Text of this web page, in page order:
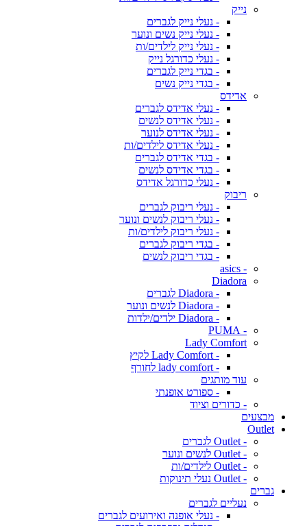
נייק
- נעלי נייק לגברים
- נעלי נייק נשים ונוער
- נעלי נייק לילדים/ות
- נעלי כדורגל נייק
- בגדי נייק לגברים
- בגדי נייק נשים
אדידס
- נעלי אדידס לגברים
- נעלי אדידס לנשים
- נעלי אדידס לנוער
- נעלי אדידס לילדים/ות
- בגדי אדידס לגברים
- בגדי אדידס לנשים
- נעלי כדורגל אדידס
ריבוק
- נעלי ריבוק לגברים
- נעלי ריבוק לנשים ונוער
- נעלי ריבוק לילדים/ות
- בגדי ריבוק לגברים
- בגדי ריבוק לנשים
- asics
Diadora
- Diadora לגברים
- Diadora לנשים ונוער
- Diadora ילדים/ילדות
- PUMA
Lady Comfort
- Lady Comfort לקיץ
- lady comfort לחורף
עוד מותגים
- ספורט אופנתי
- כדורים וציוד
מבצעים
Outlet
- Outlet לגברים
- Outlet לנשים ונוער
- Outlet לילדים/ות
- Outlet נעלי תינוקות
גברים
נעליים לגברים
- נעלי אופנה ואירועים לגברים